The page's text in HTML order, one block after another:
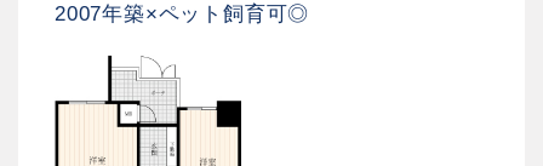
2007年築×ペット飼育可◎